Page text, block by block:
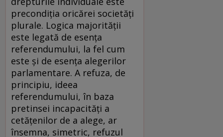
precondiţia oricărei societăţi
plurale. Logica majorităţii
este legată de esenţa
referendumului, la fel cum
este şi de esenţa alegerilor
parlamentare. A refuza, de
principiu, ideea
referendumului, în baza
pretinsei incapacităţi a
cetăţenilor de a alege, ar
însemna, simetric, refuzul